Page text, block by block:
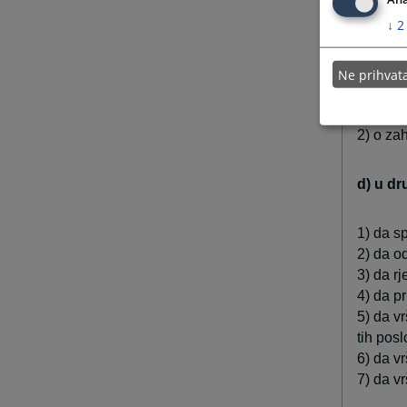
2) u
c) u
2) o
d) u
1) da
2) da
3) da
4) da
5) da
tih
6) da
7) da
↓ 2
Ne